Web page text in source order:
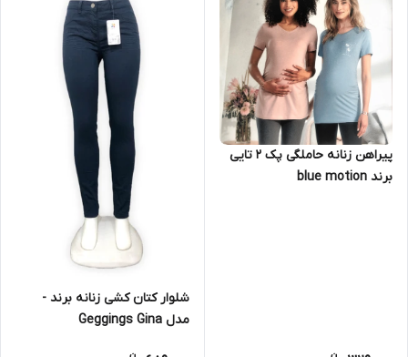
پیراهن زنانه حاملگی پک 2 تایی
برند blue motion
شلوار کتان کشی زنانه برند -
مدل Geggings Gina